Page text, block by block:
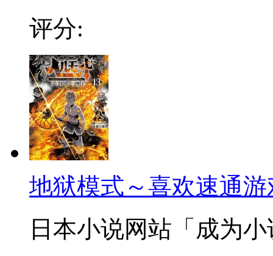
评分:
地狱模式～喜欢速通
日本小说网站「成为